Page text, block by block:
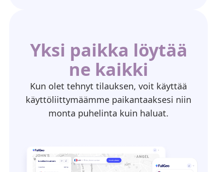
Yksi paikka löytää
ne kaikki
Kun olet tehnyt tilauksen, voit käyttää
käyttöliittymäämme paikantaaksesi niin
monta puhelinta kuin haluat.